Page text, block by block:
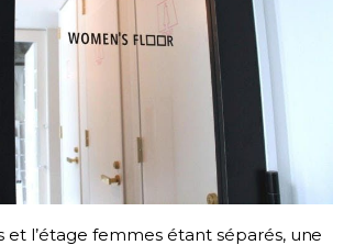
et l’étage femmes étant séparés, une